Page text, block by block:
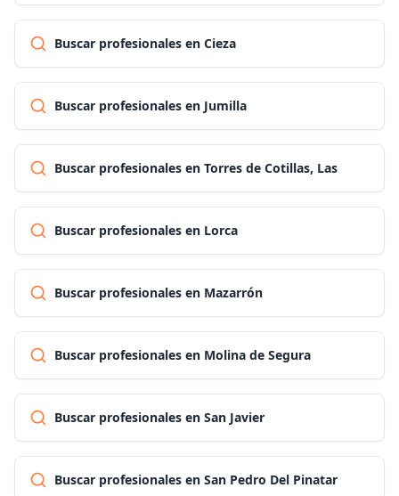
Buscar profesionales en Cieza
Buscar profesionales en Jumilla
Buscar profesionales en Torres de Cotillas, Las
Buscar profesionales en Lorca
Buscar profesionales en Mazarrón
Buscar profesionales en Molina de Segura
Buscar profesionales en San Javier
Buscar profesionales en San Pedro Del Pinatar